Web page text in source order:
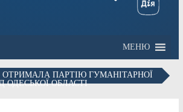
МЕНЮ
ПАРТІЮ ГУМАНІТАРНОЇ
ОДЕСЬКОЇ ОБЛАСТІ